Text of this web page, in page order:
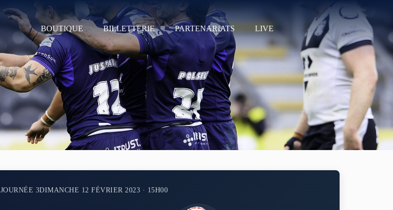
BOUTIQUE BILLETTERIE PARTENARIATS LIVE
JOURNÉE 3DIMANCHE 12 FÉVRIER 2023 · 15H00